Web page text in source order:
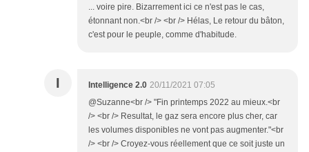
... voire pire. Bizarrement ici ce n'est pas le cas,
étonnant non.<br /> <br /> Hélas, Le retour du bâton,
c'est pour le peuple, comme d'habitude.
I Intelligence 2.0 20/11/2021 07:05
@Suzanne<br /> "Fin printemps 2022 au mieux.<br
/> <br /> Resultat, le gaz sera encore plus cher, car
les volumes disponibles ne vont pas augmenter."<br
/> <br /> Croyez-vous réellement que ce soit juste un